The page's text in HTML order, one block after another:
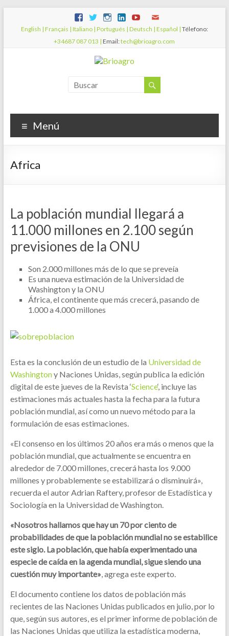
English | Français | Italiano | Portugués | Deutsch | Español | Télefono:
+34687 087 013 | Email:tech@brioagro.com
Menú
Africa
La población mundial llegará a
11.000 millones en 2.100 según
previsiones de la ONU
Son 2.000 millones más de lo que se preveía
Es una nueva estimación de la Universidad de
Washington y la ONU
África, el continente que más crecerá, pasando de
1.000 a 4.000 millones
Esta es la conclusión de un estudio de la Universidad de
Washingtony Naciones Unidas, según publica la edición
digital de este jueves de la Revista ‘Science‘, incluye las
estimaciones más actuales hasta la fecha para la futura
población mundial, así como un nuevo método para la
formulación de esas estimaciones.
«El consenso en los últimos 20 años era más o menos que la
población mundial, que actualmente se encuentra en
alrededor de 7.000 millones, crecerá hasta los 9.000
millones y probablemente se estabilizará o disminuirá»,
recuerda el autor Adrian Raftery, profesor de Estadística y
Sociología en la Universidad de Washington.
«Nosotros hallamos que hay un 70 por ciento de
probabilidades de que la población mundial no se estabilice
este siglo. La población, que había experimentado una
especie de caída en la agenda mundial, sigue siendo una
cuestión muy importante» , agrega este experto.
El documento contiene los datos de población más
recientes de las Naciones Unidas publicados en julio, por lo
que, según sus autores, es el primer informe de población de
las Naciones Unidas que utiliza la estadística moderna,